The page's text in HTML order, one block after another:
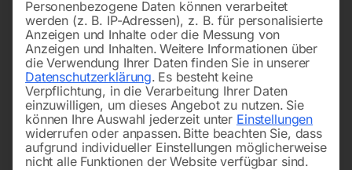
Personenbezogene Daten können verarbeitet
werden (z. B. IP-Adressen), z. B. für personalisierte
Anzeigen und Inhalte oder die Messung von
Anzeigen und Inhalten. Weitere Informationen über
die Verwendung Ihrer Daten finden Sie in unserer
Datenschutzerklärung. Es besteht keine
Verpflichtung, in die Verarbeitung Ihrer Daten
einzuwilligen, um dieses Angebot zu nutzen. Sie
können Ihre Auswahl jederzeit unter Einstellungen
widerrufen oder anpassen. Bitte beachten Sie, dass
aufgrund individueller Einstellungen möglicherweise
nicht alle Funktionen der Website verfügbar sind.